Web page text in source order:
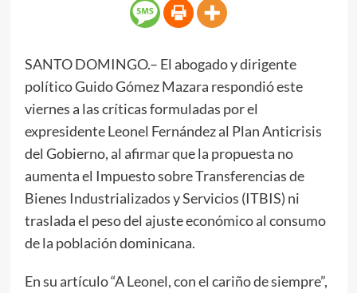
SANTO DOMINGO.– El abogado y dirigente
político Guido Gómez Mazara respondió este
viernes a las críticas formuladas por el
expresidente Leonel Fernández al Plan Anticrisis
del Gobierno, al afirmar que la propuesta no
aumenta el Impuesto sobre Transferencias de
Bienes Industrializados y Servicios (ITBIS) ni
traslada el peso del ajuste económico al consumo
de la población dominicana.
En su artículo “A Leonel, con el cariño de siempre”,